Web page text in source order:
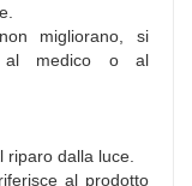
migliorano, si
al medico o al
dalla luce.
al prodotto